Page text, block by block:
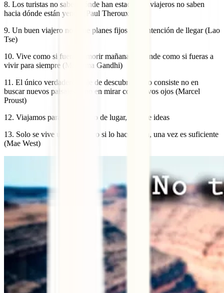
8. Los turistas no saben dónde han estado, los viajeros no saben
hacia dónde están yendo (Paul Theroux)
9. Un buen viajero no tiene planes fijos ni la intención de llegar (Lao
Tse)
10. Vive como si fueras a morir mañana. Aprende como si fueras a
vivir para siempre (Mahatma Gandhi)
11. El único verdadero viaje de descubrimiento consiste no en
buscar nuevos paisajes, sino en mirar con nuevos ojos (Marcel
Proust)
12. Viajamos para cambiar no de lugar, sino de ideas
13. Solo se vive una vez. Pero si lo haces bien, una vez es suficiente
(Mae West)